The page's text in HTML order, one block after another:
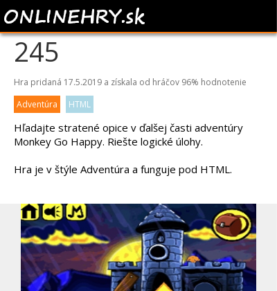
MONKEY GO HAPPY
245
Hra pridaná 17.5.2019 a získala od hráčov 96% hodnotenie
Adventúra
HTML
Hľadajte stratené opice v ďalšej časti adventúry
Monkey Go Happy. Riešte logické úlohy.
Hra je v štýle Adventúra a funguje pod HTML.